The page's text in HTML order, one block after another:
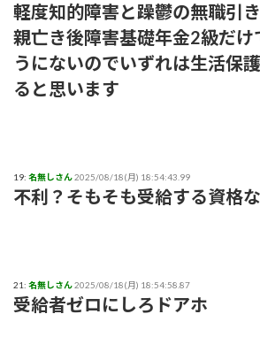
軽度知的障害と躁鬱の無職引
親亡き後障害基礎年金2級だけ
うにないのでいずれは生活保
ると思います
19: 名無しさん2025/08/18(月) 18:54:43.99
不利？そもそも受給する資格
21: 名無しさん2025/08/18(月) 18:54:58.87
受給者ゼロにしろドアホ